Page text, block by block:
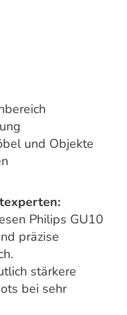
und Objekte
Philips GU10
präzise
stärkere
bei sehr